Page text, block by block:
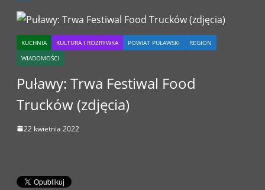
KUCHNIA KULTURA I ROZRYWKA POWIAT PUŁAWSKI
REGION
WIADOMOŚCI
Puławy: Trwa Festiwal Food
Trucków (zdjęcia)
22 kwietnia 2022